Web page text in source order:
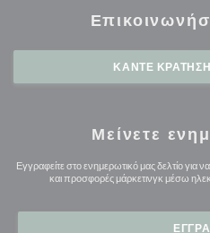
ΚΆΝΤΕ
Μείνετε
Εγγραφείτε στο ενημερωτικό μας δελτίο για
και προσφορές μάρκετινγκ μέσω